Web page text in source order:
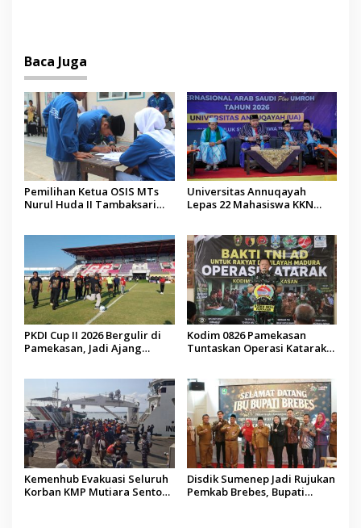
Baca Juga
Pemilihan Ketua OSIS MTs
Nurul Huda II Tambaksari
Universitas Annuqayah
Lepas 22 Mahasiswa KKN
PKDI Cup II 2026 Bergulir di
Pamekasan, Jadi Ajang
Kodim 0826 Pamekasan
Tuntaskan Operasi Katarak
Kemenhub Evakuasi Seluruh
Korban KMP Mutiara Sentosa
Disdik Sumenep Jadi Rujukan
Pemkab Brebes, Bupati